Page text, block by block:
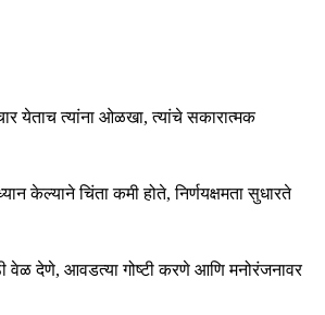
येताच त्यांना ओळखा, त्यांचे सकारात्मक
केल्याने चिंता कमी होते, निर्णयक्षमता सुधारते
वेळ देणे, आवडत्या गोष्टी करणे आणि मनोरंजनावर